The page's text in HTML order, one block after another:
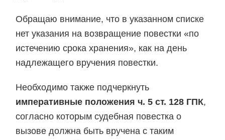
Обращаю внимание, что в указанном списке
нет указания на возвращение повестки «по
истечению срока хранения», как на день
надлежащего вручения повестки.
Необходимо также подчеркнуть
императивные положения ч. 5 ст. 128 ГПК,
согласно которым судебная повестка о
вызове должна быть вручена с таким